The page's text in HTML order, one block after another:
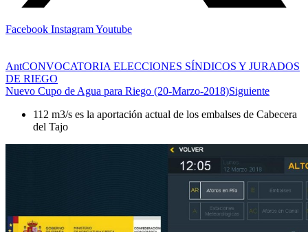
Facebook InstagramYoutube
AntCONVOCATORIA ELECCIONES SÍNDICOS Y JURADOS
DE RIEGO
Nuevo Cupo de Agua para Riego (20-Marzo-2018)Siguiente
112 m3/s es la aportación actual de los embalses de Cabecera
del Tajo